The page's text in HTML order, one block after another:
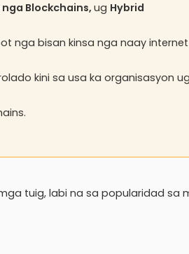
Blockchains, ug Hybrid
nga bisan kinsa nga naay internet
kini sa usa ka organisasyon
tuig, labi na sa popularidad sa